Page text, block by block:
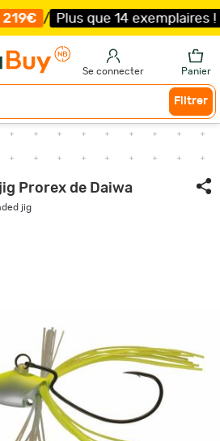
Plus que 14 exemplaires ! /
Se connecter Panier
Filtrer
Prorex de Daiwa
jig